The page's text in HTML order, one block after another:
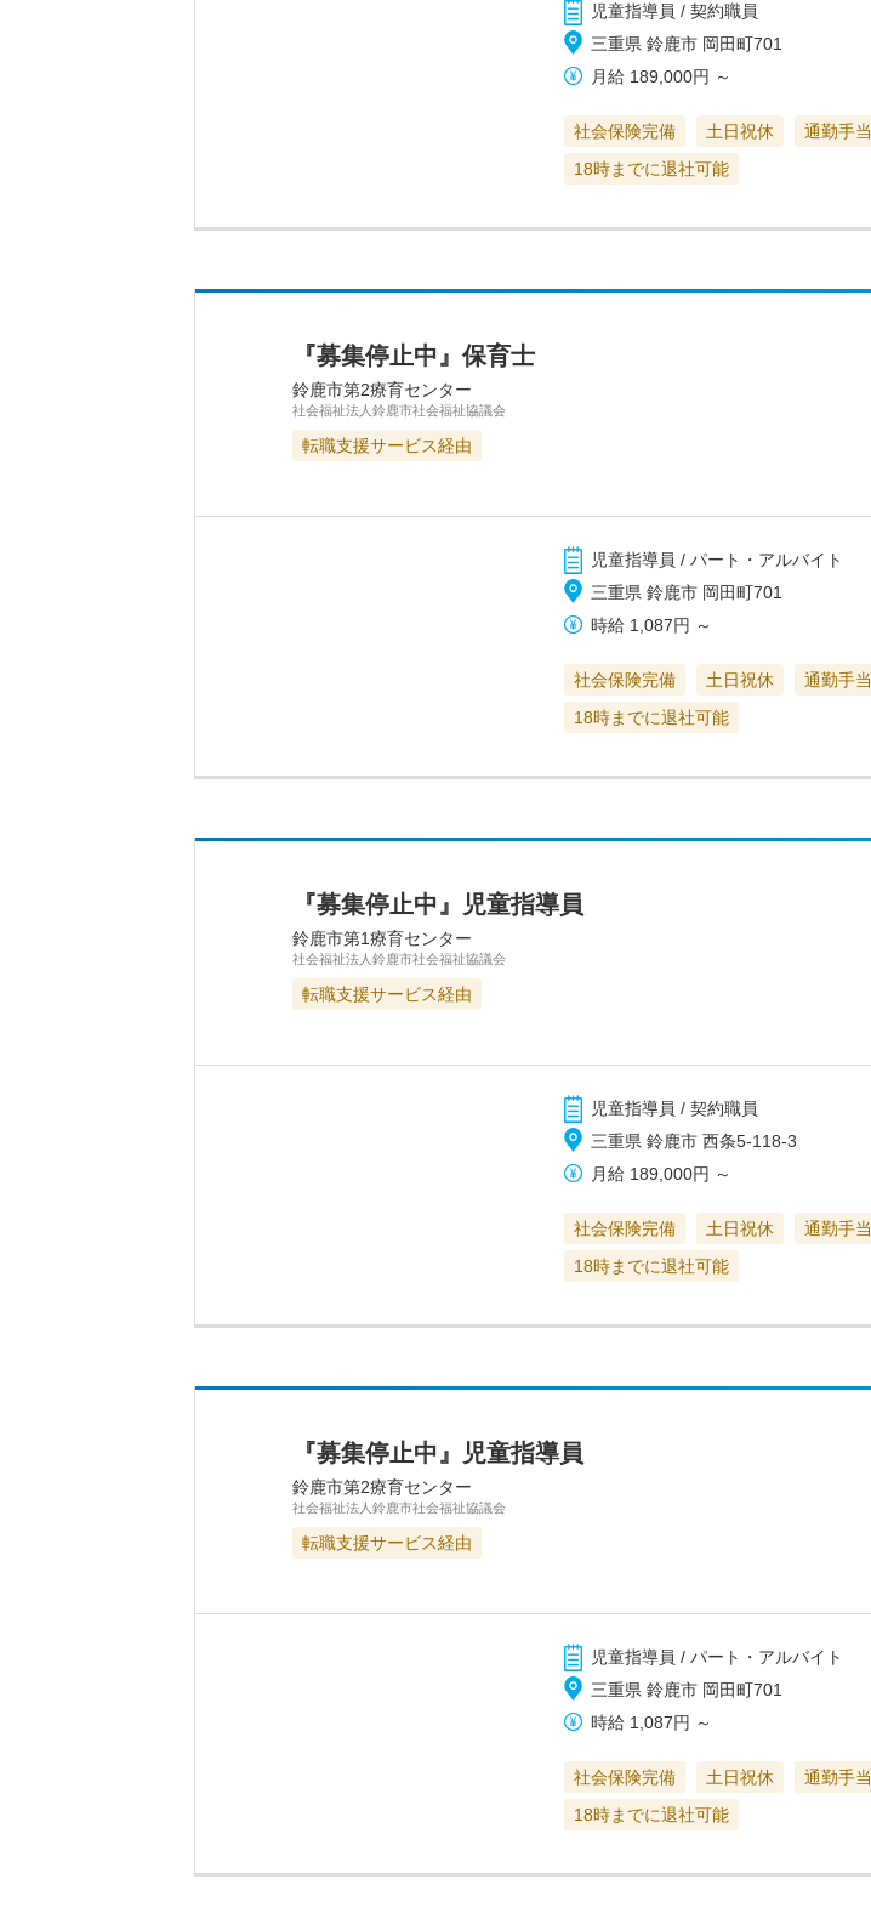
児童指導員 / 契約職員
三重県 鈴鹿市 岡田町701
月給 189,000円 ～
社会保険完備 土日祝休 通勤手当
18時までに退社可能
『募集停止中』保育士
鈴鹿市第2療育センター
社会福祉法人鈴鹿市社会福祉協議会
転職支援サービス経由
児童指導員 / パート・アルバイト
三重県 鈴鹿市 岡田町701
時給 1,087円 ～
社会保険完備 土日祝休 通勤手当
18時までに退社可能
『募集停止中』児童指導員
鈴鹿市第1療育センター
社会福祉法人鈴鹿市社会福祉協議会
転職支援サービス経由
児童指導員 / 契約職員
三重県 鈴鹿市 西条5-118-3
月給 189,000円 ～
社会保険完備 土日祝休 通勤手当
18時までに退社可能
『募集停止中』児童指導員
鈴鹿市第2療育センター
社会福祉法人鈴鹿市社会福祉協議会
転職支援サービス経由
児童指導員 / パート・アルバイト
三重県 鈴鹿市 岡田町701
時給 1,087円 ～
社会保険完備 土日祝休 通勤手当
18時までに退社可能